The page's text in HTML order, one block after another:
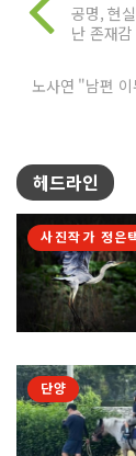
공명, 현
난 존재감
노사연 "남편
헤드라인
사진작가 정은
단양